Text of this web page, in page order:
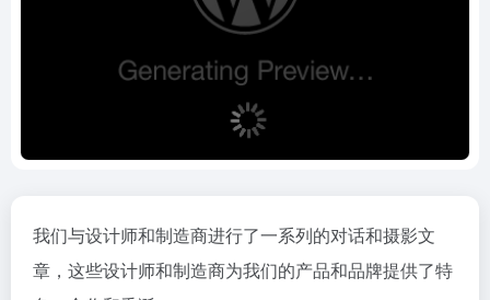
我们与设计师和制造商进行了一系列的对话和摄影文
章，这些设计师和制造商为我们的产品和品牌提供了特